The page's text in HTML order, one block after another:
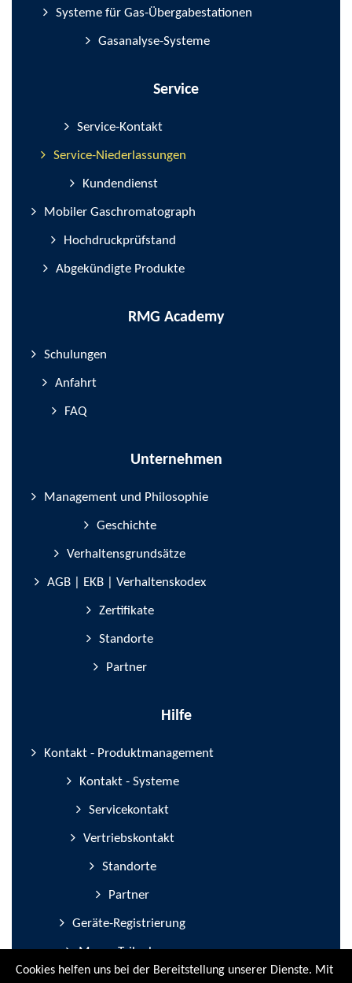
Systeme für Gas-Übergabestationen
Gasanalyse-Systeme
Service
Service-Kontakt
Service-Niederlassungen
Kundendienst
Mobiler Gaschromatograph
Hochdruckprüfstand
Abgekündigte Produkte
RMG Academy
Schulungen
Anfahrt
FAQ
Unternehmen
Management und Philosophie
Geschichte
Verhaltensgrundsätze
AGB | EKB | Verhaltenskodex
Zertifikate
Standorte
Partner
Hilfe
Kontakt - Produktmanagement
Kontakt - Systeme
Servicekontakt
Vertriebskontakt
Standorte
Partner
Geräte-Registrierung
Messe-Teilnahmen
Cookies helfen uns bei der Bereitstellung unserer Dienste. Mit